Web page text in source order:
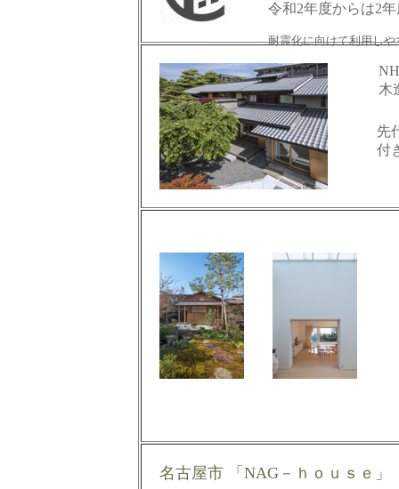
名古屋市 「NAG－ｈｏｕｓｅ」
先
付
令和2年度からは2
耐震化に向けて利用し